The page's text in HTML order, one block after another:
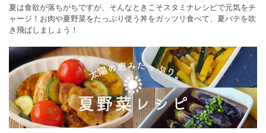
夏は食欲が落ちがちですが、そんなときこそスタミナレシピで元気をチ
ャージ！お肉や夏野菜をたっぷり使う丼をガッツリ食べて、夏バテを吹
き飛ばしましょう！